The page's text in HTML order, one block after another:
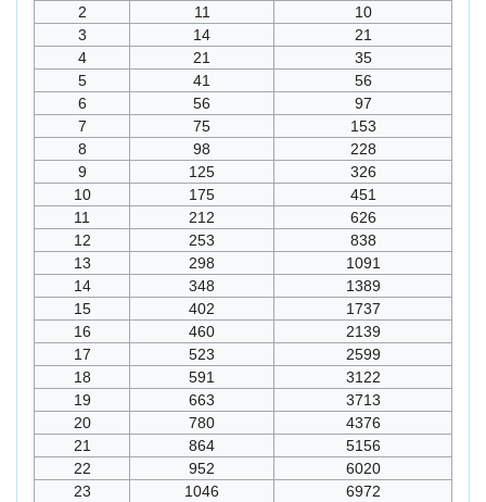
2
11
10
3
14
21
4
21
35
5
41
56
6
56
97
7
75
153
8
98
228
9
125
326
10
175
451
11
212
626
12
253
838
13
298
1091
14
348
1389
15
402
1737
16
460
2139
17
523
2599
18
591
3122
19
663
3713
20
780
4376
21
864
5156
22
952
6020
23
1046
6972